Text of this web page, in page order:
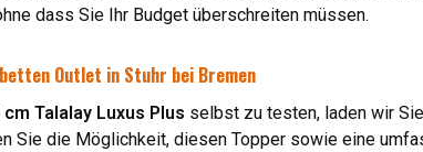
dass Sie Ihr Budget überschreiten müssen.
Outlet in Stuhr bei Bremen
Talalay Luxus Plus selbst zu testen, laden wir
Sie die Möglichkeit, diesen Topper sowie eine